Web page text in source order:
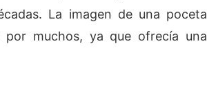
La imagen de una poceta
por muchos, ya que ofrecía una